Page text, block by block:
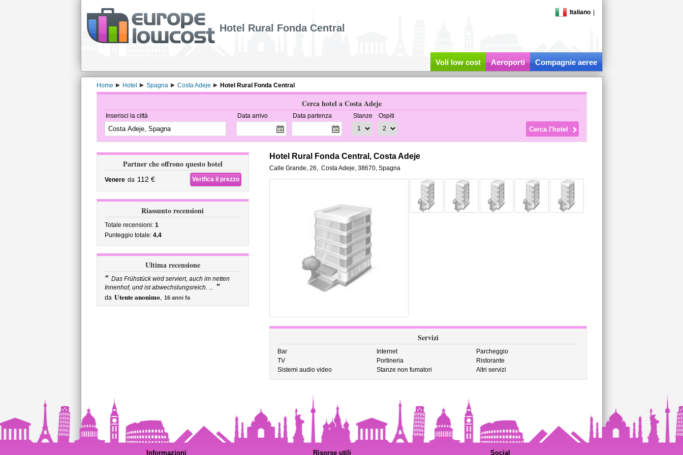
Italiano
Hotel Rural Fonda Central
Voli low cost Aeroporti Compagnie aeree
Home Hotel Spagna Costa Adeje Hotel Rural Fonda Central
Cerca hotel a Costa Adeje
Inserisci la città Data arrivo Data partenza Stanze Ospiti
Partner che offrono questo hotel
Venere da 112 € Verifica il prezzo
Riassunto recensioni
Totale recensioni: 1
Punteggio totale: 4.4
Ultima recensione
“ Das Frühstück wird serviert, auch im netten
Innenhof, und ist abwechslungsreich. ... ”
da Utente anonimo, 16 anni fa
Hotel Rural Fonda Central, Costa Adeje
Calle Grande, 26, Costa Adeje, 38670, Spagna
Servizi
Bar Internet
Parcheggio
TV
Portineria
Ristorante
Sistemi audio video
Stanze non fumatori Altri servizi
Informazioni Risorse utili Social